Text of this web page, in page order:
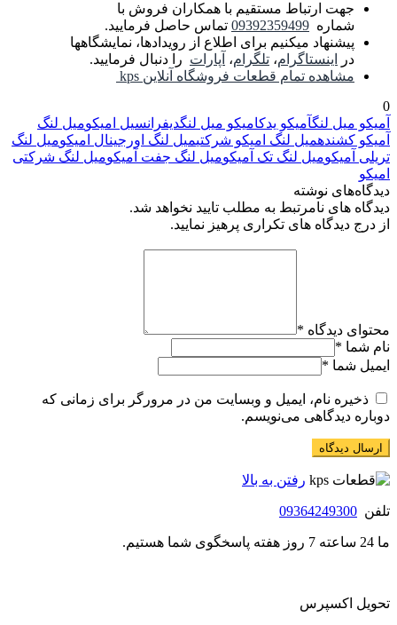
جهت ارتباط مستقیم با همکاران فروش با
شماره 09392359499 تماس حاصل فرمایید.
پیشنهاد میکنیم برای اطلاع از رویدادها، نمایشگاهها
در
اینستاگرام، تلگرام، آپارات را دنبال فرمایید.
مشاهده تمام قطعات فروشگاه آنلاین kps
0
آمیکو میل لنگآمیکو یدکامیکو میل لنگدیفرانسیل امیکومیل لنگ
آمیکو کشندهمیل لنگ امیکو شرکتیمیل لنگ اورجینال امیکومیل لنگ
تریلی آمیکومیل لنگ تک آمیکومیل لنگ جفت آمیکومیل لنگ شرکتی
امیکو
دیدگاه‌های نوشته
دیدگاه های نامرتبط به مطلب تایید نخواهد شد.
از درج دیدگاه های تکراری پرهیز نمایید.
محتوای دیدگاه *
نام شما *
ایمیل شما *
ذخیره نام، ایمیل و وبسایت من در مرورگر برای زمانی که
دوباره دیدگاهی می‌نویسم.
رفتن به بالا
تلفن 09364249300
ما 24 ساعته 7 روز هفته پاسخگوی شما هستیم.
تحویل اکسپرس